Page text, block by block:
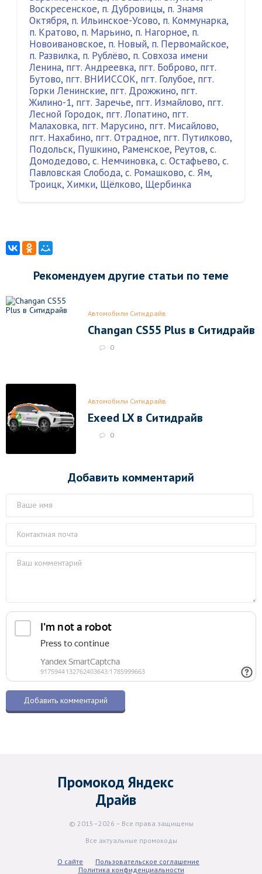
Воскресенское, п. Дубровицы, п. Знамя
Октября, п. Ильинское-Усово, п. Коммунарка,
п. Кратово, п. Марьино, п. Нагорное, п.
Новоивановское, п. Новый, п. Первомайское,
п. Развилка, п. Рублёво, п. Совхоза имени
Ленина, пгт. Андреевка, пгт. Боброво, пгт.
Бутово, пгт. ВНИИССОК, пгт. Голубое, пгт.
Горки Ленинские, пгт. Дрожжино, пгт.
Жилино-1, пгт. Заречье, пгт. Измайлово, пгт.
Лесной Городок, пгт. Лопатино, пгт.
Малаховка, пгт. Марусино, пгт. Мисайлово,
пгт. Нахабино, пгт. Отрадное, пгт. Путилково,
Подольск, Пушкино, Раменское, Реутов, с.
Домодедово, с. Немчиновка, с. Остафьево, с.
Павловская Слобода, с. Ромашково, с. Ям,
Троицк, Химки, Щёлково, Щербинка
Рекомендуем другие статьи по теме
Автомобили Ситидрайв
Changan CS55 Plus в Ситидрайв
0
Автомобили Ситидрайв
Exeed LX в Ситидрайв
0
Добавить комментарий
Промокод Яндекс
Драйв
© 2015–2026 – Все права защищены
Все актуальные промокоды
О сайте
Пользовательское соглашение
Политика конфиденциальности